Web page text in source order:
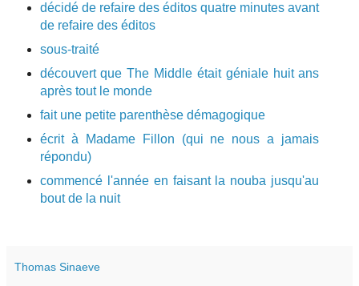
décidé de refaire des éditos quatre minutes avant
de refaire des éditos
sous-traité
découvert que The Middle était géniale huit ans
après tout le monde
fait une petite parenthèse démagogique
écrit à Madame Fillon (qui ne nous a jamais
répondu)
commencé l'année en faisant la nouba jusqu'au
bout de la nuit
Thomas Sinaeve